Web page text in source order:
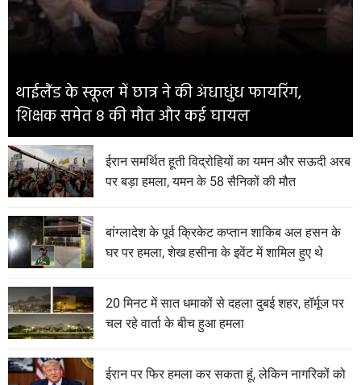
थाईलैंड के स्कूल में छात्र ने की अंधाधुंध फायरिंग,
शिक्षक समेत 8 की मौत और कई घायल
ईरान समर्थित हूती विद्रोहियों का यमन और सऊदी अरब
पर बड़ा हमला, यमन के 58 सैनिकों की मौत
बांग्लादेश के पूर्व क्रिकेट कप्तान शाकिब अल हसन के
घर पर हमला, शेख हसीना के इवेंट में शामिल हुए थे
20 मिनट में सात धमाकों से दहला दुबई शहर, हॉर्मूज पर
चल रहे वार्ता के बीच हुआ हमला
ईरान पर फिर हमला कर सकता हूं, लेकिन नागरिकों को